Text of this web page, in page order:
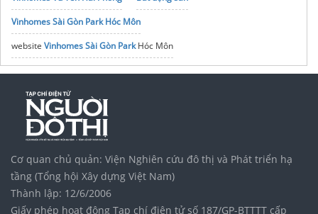
Vinhomes Sài Gòn Park Hóc Môn
website Vinhomes Sài Gòn ParkHóc Môn
Hà Nội Season Gardenở đâu?
chung cư cao xà lá
Quần thểVinhomes hạ long xanh
Mặt bằngVinhomes Làng Vân
Giỏ hàngSong lập Vinhomes Hải Vân Bay
Dự án Vinhomes Sài Gòn Park
Tập đoàn Bcons Group
noxh K Home Avenue Nhơn Trạch
Cơ quan chủ quản: Viện Nghiên cứu đô thị và Phát triển hạ
tầng (Tổng hội Xây dựng Việt Nam)
Thành lập: 12/6/2006
Giấy phép hoạt động Tạp chí điện tử số 187/GP-BTTTT cấp